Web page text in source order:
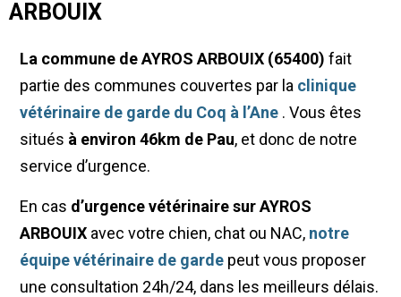
ARBOUIX
La commune de AYROS ARBOUIX (65400) fait
partie des communes couvertes par la clinique
vétérinaire de garde du Coq à l’Ane . Vous êtes
situés à environ 46km de Pau, et donc de notre
service d’urgence.
En cas d’urgence vétérinaire sur AYROS
ARBOUIX avec votre chien, chat ou NAC, notre
équipe vétérinaire de garde peut vous proposer
une consultation 24h/24, dans les meilleurs délais.